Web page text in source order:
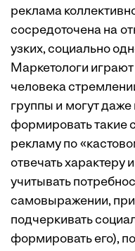
реклама
сосредоточена на
узких, социально
Маркетологи
человека
группы и могут даже
формировать такие
рекламу по
отвечать характеру
учитывать
самовыражении,
подчеркивать
формировать его),